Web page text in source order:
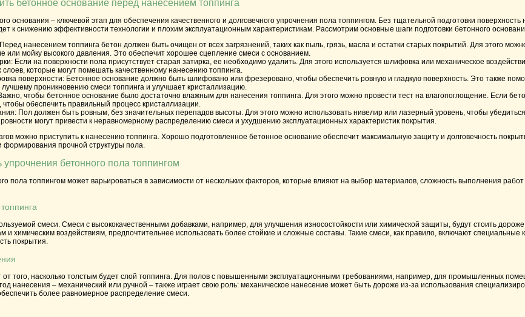
бетонное основание перед нанесением топпинга
основания – ключевой этап для обеспечения качественного и долговечного упрочнения пола топпингом. Без тщательной подготовки
к снижению эффективности технологии и плохим эксплуатационным характеристикам. Рассмотрим основные шаги подготовки бетонного
Перед нанесением топпинга бетон должен быть очищен от всех загрязнений, таких как пыль, грязь, масла и остатки старых покрытий. Для этого
или мойку высокого давления. Это обеспечит хорошее сцепление смеси с основанием.
Если на поверхности пола присутствует старая затирка, ее необходимо удалить. Для этого используется шлифовка или механическое
которые могут помешать качественному нанесению топпинга.
поверхности: Бетонное основание должно быть шлифовано или фрезеровано, чтобы обеспечить ровную и гладкую поверхность. Это также
лучшему проникновению смеси топпинга и улучшает кристаллизацию.
чтобы бетонное основание было достаточно влажным для нанесения топпинга. Для этого можно провести тест на влагопоглощение. Если
обеспечить правильный процесс кристаллизации.
Пол должен быть ровным, без значительных перепадов высоты. Для этого можно использовать нивелир или лазерный уровень, чтобы
могут привести к неравномерному распределению смеси и ухудшению эксплуатационных характеристик покрытия.
можно приступить к нанесению топпинга. Хорошо подготовленное бетонное основание обеспечит максимальную защиту и долговечность
формирования прочной структуры пола.
упрочнения бетонного пола топпингом
пола топпингом может варьироваться в зависимости от нескольких факторов, которые влияют на выбор материалов, сложность выполнения
смеси. Смеси с высококачественными добавками, например, для улучшения износостойкости или химической защиты, будут стоить
и химическим воздействиям, предпочтительнее использовать более стойкие и сложные составы. Такие смеси, как правило, включают
покрытия.
от того, насколько толстым будет слой топпинга. Для полов с повышенными эксплуатационными требованиями, например, для промышленных
нанесения – механический или ручной – также играет свою роль: механическое нанесение может быть дороже из-за использования
более равномерное распределение смеси.